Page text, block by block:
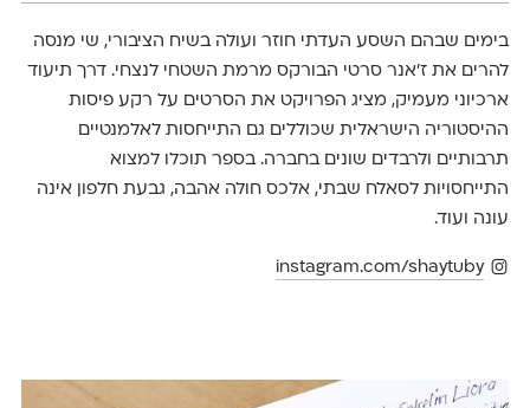
בימים שבהם השסע העדתי חוזר ועולה בשיח הציבורי, שי מנסה
להרים את ז׳אנר סרטי הבורקס מרמת השטחי לנצחי. דרך תיעוד
ארכיוני מעמיק, מציג הפרויקט את הסרטים על רקע פיסות
ההיסטוריה הישראלית שכוללים גם התייחסות לאלמנטיים
תרבותיים ולרבדים שונים בחברה. בספר תוכלו למצוא
התייחסויות לסאלח שבתי, אלכס חולה אהבה, גבעת חלפון אינה
עונה ועוד.
instagram.com/shaytuby